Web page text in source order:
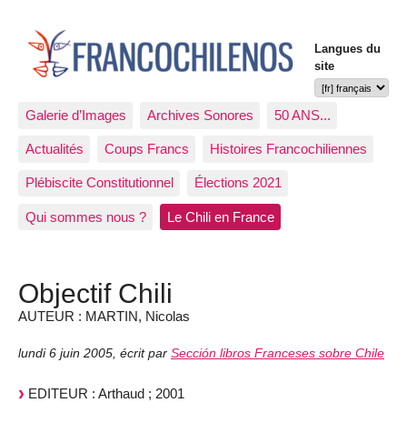
Langues du
site
Galerie d’Images Archives Sonores 50 ANS...
Actualités Coups Francs Histoires Francochiliennes
Plébiscite Constitutionnel Élections 2021
Qui sommes nous ? Le Chili en France
Objectif Chili
AUTEUR : MARTIN, Nicolas
lundi 6 juin 2005, écrit par Sección libros Franceses sobre Chile
EDITEUR : Arthaud ; 2001